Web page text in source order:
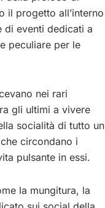
il progetto all’interno
di eventi dedicati a
peculiare per le
nei rari
gli ultimi a vivere
socialità di tutto un
circondano i
pulsante in essi.
la mungitura, la